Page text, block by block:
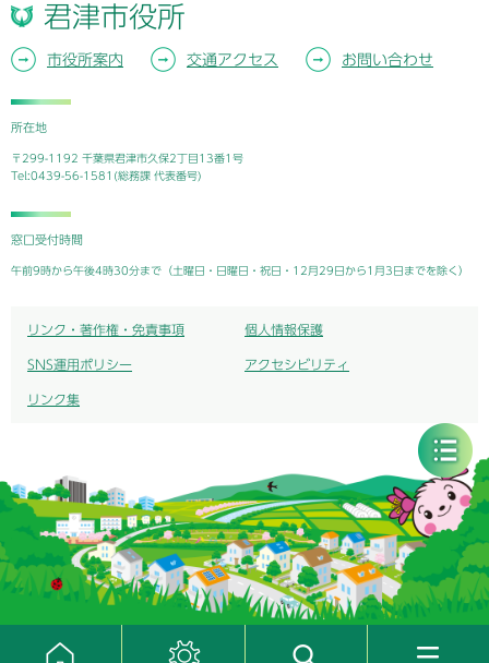
君津市役所
市役所案内 交通アクセス お問い合わせ
所在地
〒299-1192 千葉県君津市久保2丁目13番1号
Tel:0439-56-1581(総務課 代表番号)
窓口受付時間
午前9時から午後4時30分まで（土曜日・日曜日・祝日・12月29日から1月3日までを除く）
リンク・著作権・免責事項 個人情報保護
SNS運用ポリシー アクセシビリティ
リンク集